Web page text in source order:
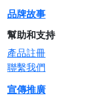
品牌故事
幫助和支持
產品註冊
聯繫我們
宣傳推廣